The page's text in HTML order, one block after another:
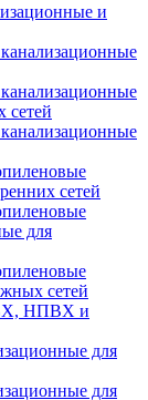
и
сетей
сетей
для
сетей
НПВХ и
для
для